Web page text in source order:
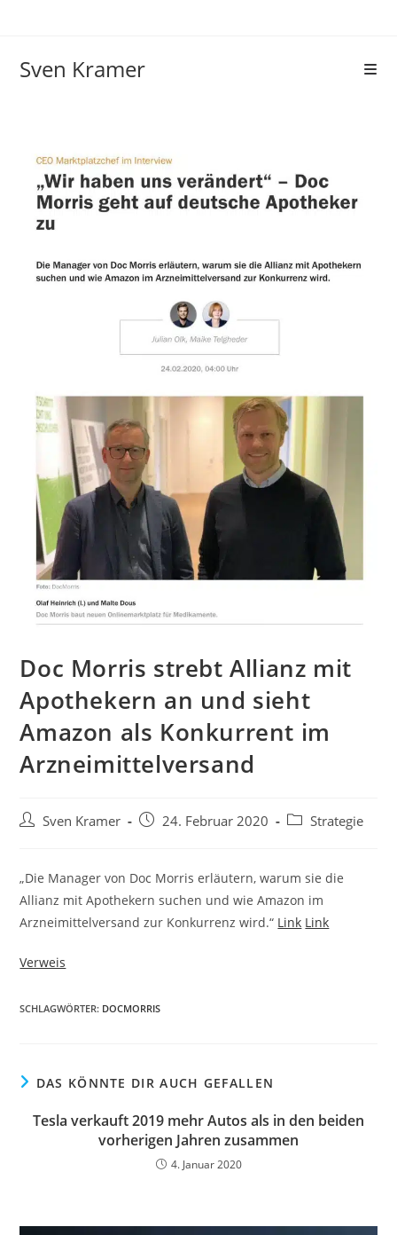
Sven Kramer
Doc Morris strebt Allianz mit
Apothekern an und sieht
Amazon als Konkurrent im
Arzneimittelversand
Sven Kramer 24. Februar 2020 Strategie
„Die Manager von Doc Morris erläutern, warum sie die
Allianz mit Apothekern suchen und wie Amazon im
Arzneimittelversand zur Konkurrenz wird.“ Link Link
Verweis
SCHLAGWÖRTER: DOCMORRIS
DAS KÖNNTE DIR AUCH GEFALLEN
Tesla verkauft 2019 mehr Autos als in den beiden
vorherigen Jahren zusammen
4. Januar 2020